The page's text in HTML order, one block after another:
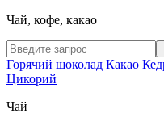
Чай, кофе, какао
Горячий шоколад Какао
Цикорий
Чай